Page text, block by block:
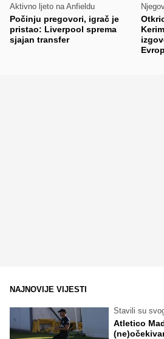
Aktivno ljeto na Anfieldu
Počinju pregovori, igrač je
pristao: Liverpool sprema
sjajan transfer
NAJNOVIJE VIJESTI
Stavili su
Atletico